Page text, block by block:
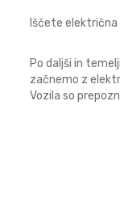
Iščete električna
Po daljši in
začnemo z
Vozila so